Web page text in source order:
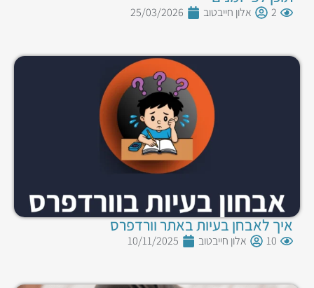
2 אלון חייבטוב 25/03/2026
איך לאבחן בעיות באתר וורדפרס
10 אלון חייבטוב 10/11/2025